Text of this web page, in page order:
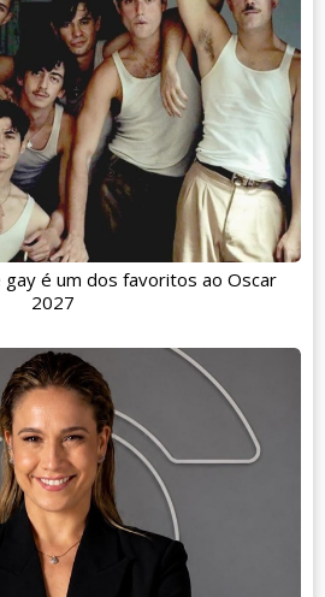
gay é um dos favoritos ao Oscar
2027